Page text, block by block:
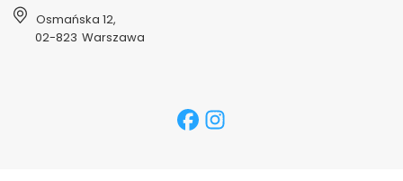
Osmańska 12,
02-823 Warszawa